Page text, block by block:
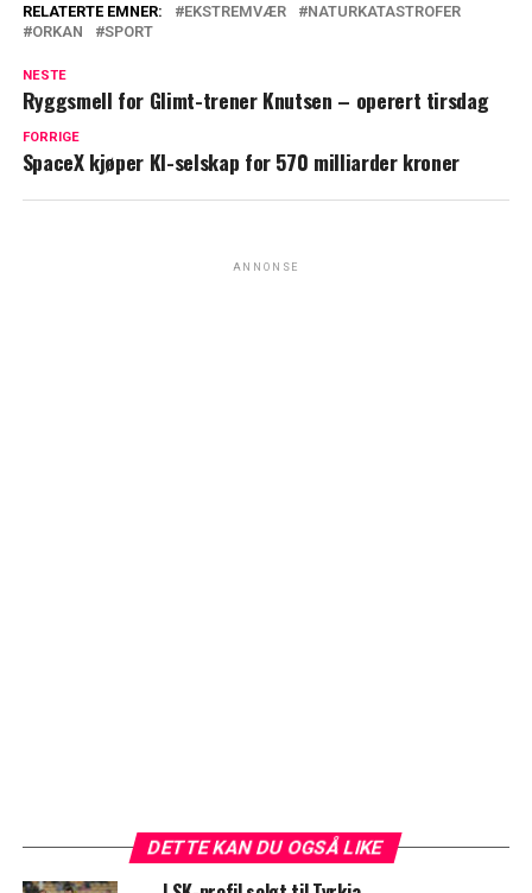
RELATERTE EMNER: EKSTREMVÆR
NATURKATASTROFER
ORKAN
SPORT
NESTE
Ryggsmell for Glimt-trener Knutsen – operert tirsdag
FORRIGE
SpaceX kjøper KI-selskap for 570 milliarder kroner
ANNONSE
DETTE KAN DU OGSÅ LIKE